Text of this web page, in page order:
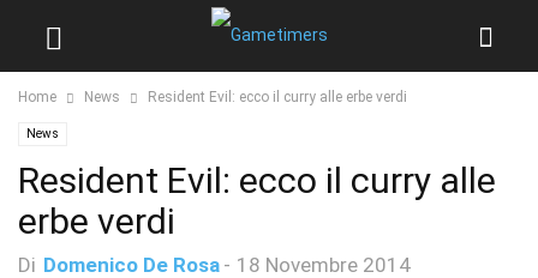
Home News Resident Evil: ecco il curry alle erbe verdi
News
Resident Evil: ecco il curry alle
erbe verdi
Di Domenico De Rosa - 18 Novembre 2014